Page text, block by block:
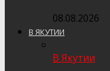
08.08.2026
В ЯКУТИИ
В Якутии